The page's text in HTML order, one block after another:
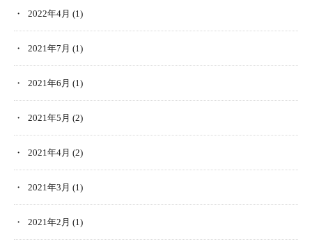
2022年4月 (1)
2021年7月 (1)
2021年6月 (1)
2021年5月 (2)
2021年4月 (2)
2021年3月 (1)
2021年2月 (1)